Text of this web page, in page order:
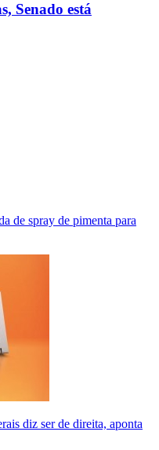
Senado está
de spray de pimenta para
diz ser de direita, aponta